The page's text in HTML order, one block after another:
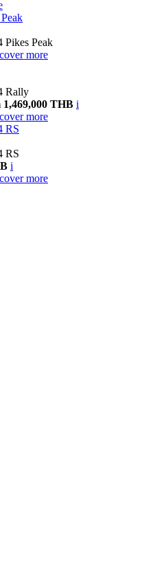
Pikes Peak
more
Rally
THB i
more
RS
RS
i
more